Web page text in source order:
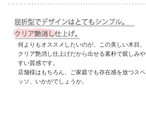
何よりもオススメしたいのが、この美しい木目。
クリア艶消し仕上げだから出せる素朴で親しみや
すい質感です。
店舗様はもちろん、ご家庭でも存在感を放つスペ
ッソ、いかがでしょうか。